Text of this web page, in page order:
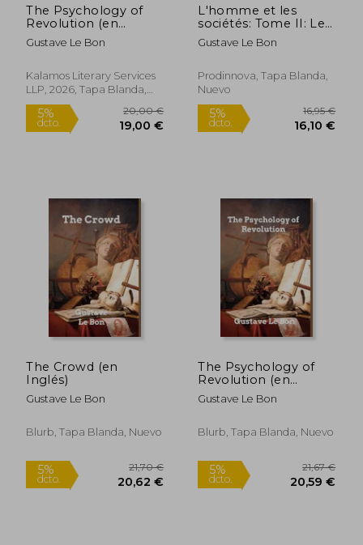
5%
dcto. 18,04 €
5%
dcto.
The Psychology of
Revolution (en
Inglés)
Gustave Le Bon
Kalamos Literary Services
LLP, 2026, Tapa Blanda,
Nuevo
L'homme et les
sociétés: Tome II: Les
sociétés - Leurs
origines et leur
Francés)
Gustave Le Bon
Prodinnova, Tapa Blanda,
Nuevo
The Crowd (en
Inglés)
Gustave Le Bon
Blurb, Tapa Blanda, Nuevo
The Psychology of
Revolution (en
Inglés)
Gustave Le Bon
Blurb, Tapa Blanda, Nuevo